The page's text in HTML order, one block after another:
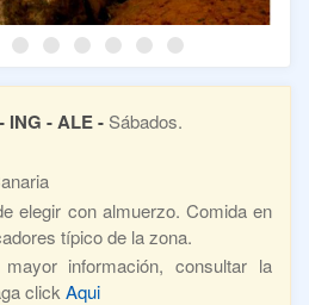
ING - ALE -Sábados.
elegir con almuerzo. Comida en
típico de la zona.
información, consultar la
click Aqui